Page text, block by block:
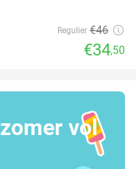
Regulier €46
€34,50
zomer vol